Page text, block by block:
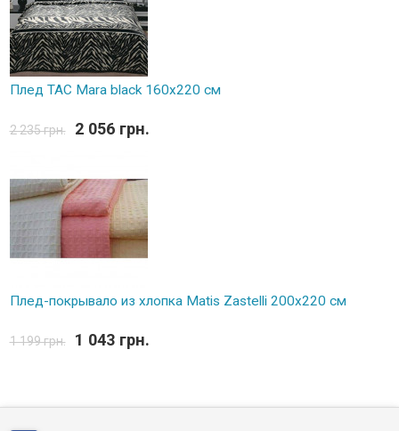
Плед TAC Mara black 160х220 см
2 235 грн. 2 056 грн.
Плед-покрывало из хлопка Matis Zastelli 200x220 см
1 199 грн. 1 043 грн.